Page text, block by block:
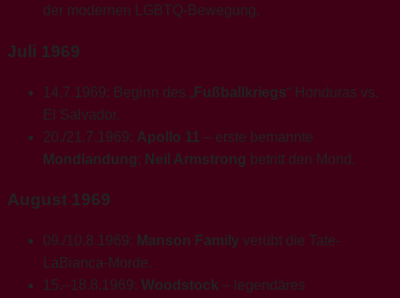
der modernen LGBTQ-Bewegung.
Juli 1969
14.7.1969: Beginn des „ Fußballkriegs“ Honduras vs.
El Salvador.
20./21.7.1969: Apollo 11 – erste bemannte
Mondlandung ; Neil Armstrong betritt den Mond.
August 1969
09./10.8.1969: Manson Family verübt die Tate-
LaBianca-Morde.
15.–18.8.1969: Woodstock – legendäres